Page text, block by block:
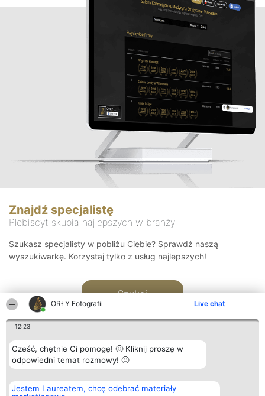
ORŁY Fotografii Live chat
12:23
Cześć, chętnie Ci pomogę! 🙂 Kliknij proszę w
odpowiedni temat rozmowy! 🙂
Jestem Laureatem, chcę odebrać materiały
Znajdź specjalistę
Plebiscyt skupia najlepszych w branży
Szukasz specjalisty w pobliżu Ciebie? Sprawdź naszą
wyszukiwarkę. Korzystaj tylko z usług najlepszych!
Szukaj
Organizator plebiscytu
Bright Side Solutions sp. z o.
Plebiscyt
Laureaci
Kontakt
Kontakt